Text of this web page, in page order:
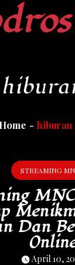
Home
STREAMING
Dan
April 10,